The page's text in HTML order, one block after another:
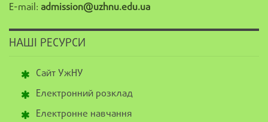
E-mail: admission@uzhnu.edu.ua
НАШІ РЕСУРСИ
Сайт УжНУ
Електронний розклад
Електронне навчання